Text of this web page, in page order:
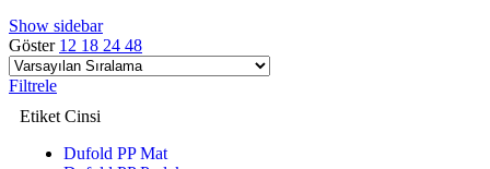
Show sidebar
Göster 12 18 24 48
Filtrele
Etiket Cinsi
Dufold PP Mat